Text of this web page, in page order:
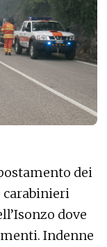
dei
carabinieri
dove
Indenne